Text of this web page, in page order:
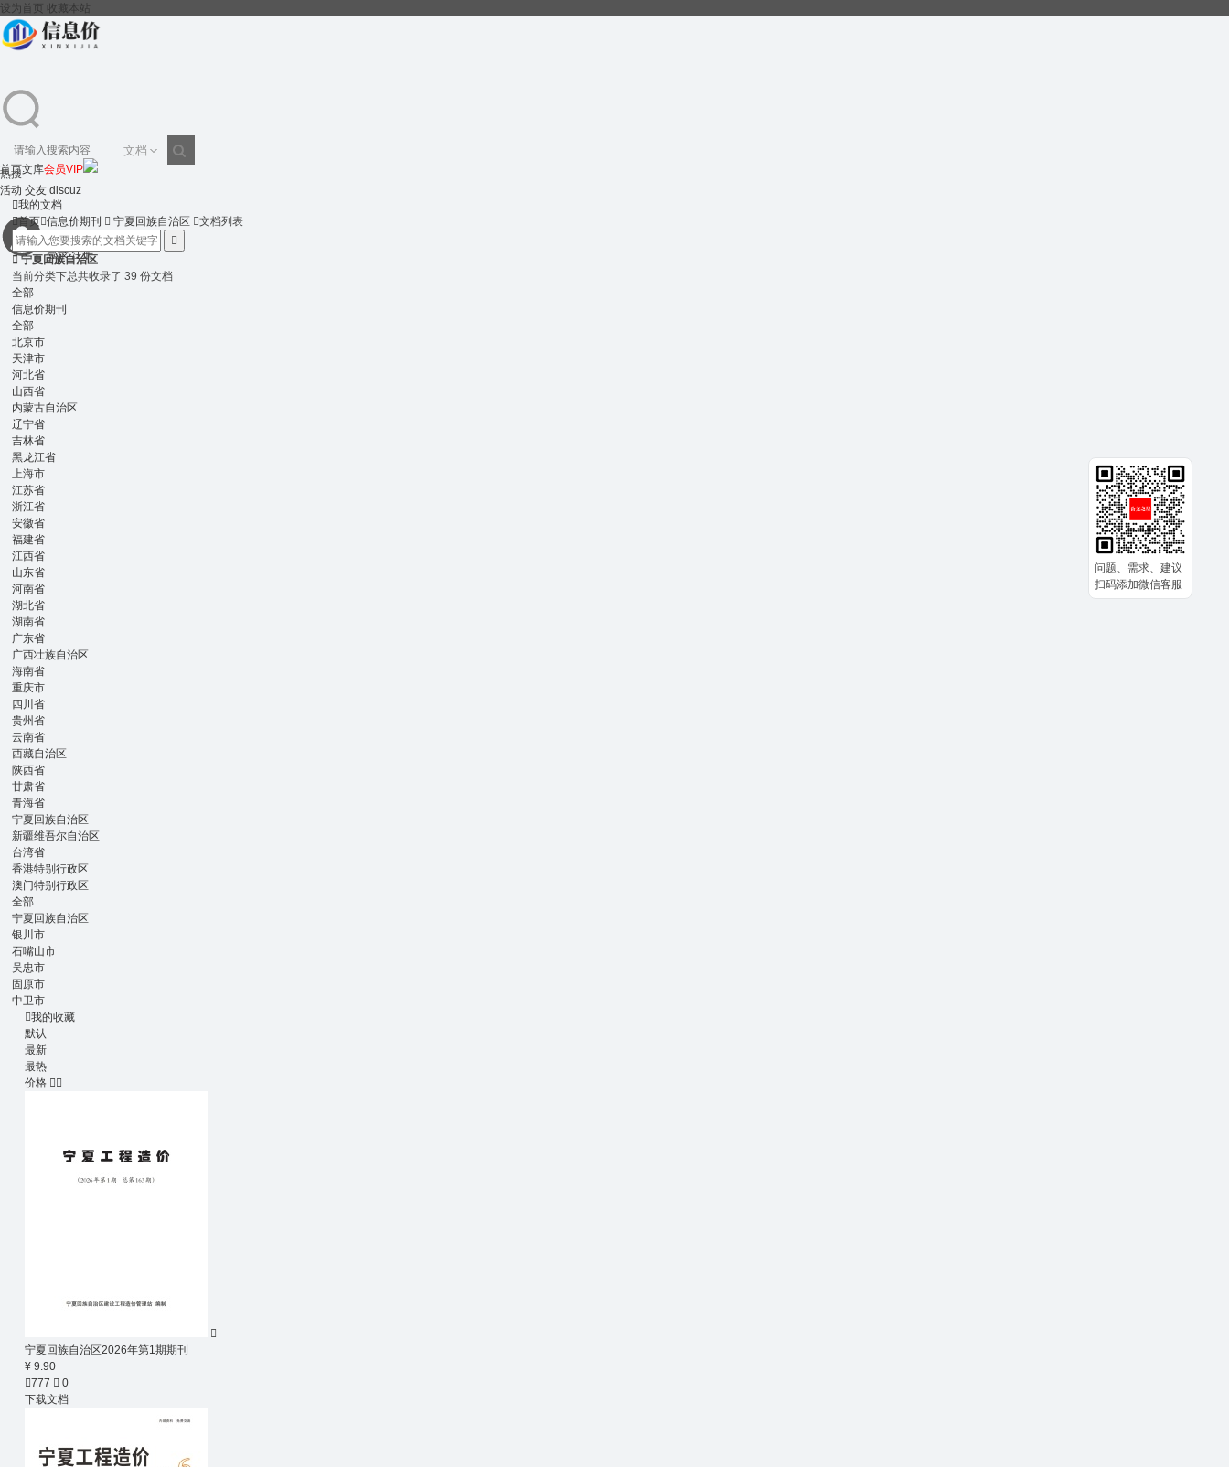
设为首页 收藏本站
文档
热搜:
活动 交友 discuz
登录 注册
首页文库会员VIP
我的文档
首页信息价期刊  宁夏回族自治区 文档列表

宁夏回族自治区
当前分类下总共收录了 39 份文档
全部
信息价期刊
全部
北京市
天津市
河北省
山西省
内蒙古自治区
辽宁省
吉林省
黑龙江省
上海市
江苏省
浙江省
安徽省
福建省
江西省
山东省
河南省
湖北省
湖南省
广东省
广西壮族自治区
海南省
重庆市
四川省
贵州省
云南省
西藏自治区
陕西省
甘肃省
青海省
宁夏回族自治区
新疆维吾尔自治区
台湾省
香港特别行政区
澳门特别行政区
全部
宁夏回族自治区
银川市
石嘴山市
吴忠市
固原市
中卫市
我的收藏
默认
最新
最热
价格 

宁夏回族自治区2026年第1期期刊
¥ 9.90
777  0
下载文档
问题、需求、建议
扫码添加微信客服